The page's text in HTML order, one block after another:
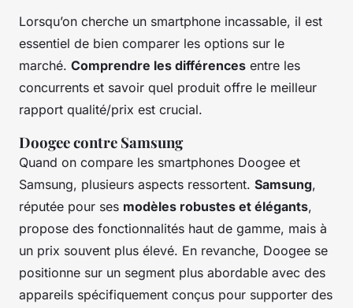
Lorsqu’on cherche un smartphone incassable, il est
essentiel de bien comparer les options sur le
marché. Comprendre les différences entre les
concurrents et savoir quel produit offre le meilleur
rapport qualité/prix est crucial.
Doogee contre Samsung
Quand on compare les smartphones Doogee et
Samsung, plusieurs aspects ressortent. Samsung,
réputée pour ses modèles robustes et élégants,
propose des fonctionnalités haut de gamme, mais à
un prix souvent plus élevé. En revanche, Doogee se
positionne sur un segment plus abordable avec des
appareils spécifiquement conçus pour supporter des